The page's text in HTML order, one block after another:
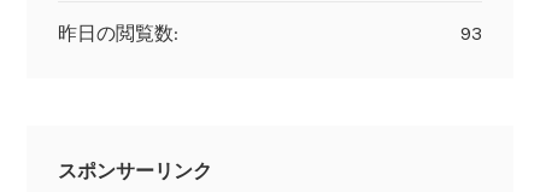
93
昨日の閲覧数:
スポンサーリンク